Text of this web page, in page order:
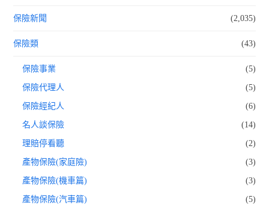
保險新聞 (2,035)
保險類 (43)
保險事業 (5)
保險代理人 (5)
保險經紀人 (6)
名人談保險 (14)
理賠停看聽 (2)
產物保險(家庭險) (3)
產物保險(機車篇) (3)
產物保險(汽車篇) (5)